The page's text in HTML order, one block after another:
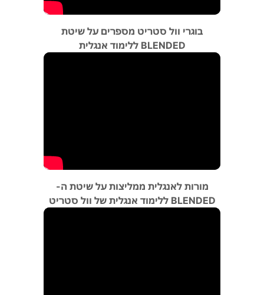
בוגרי וול סטריט מספרים על שיטת
BLENDED ללימוד אנגלית
מורות לאנגלית ממליצות על שיטת ה-
BLENDED ללימוד אנגלית של וול סטריט